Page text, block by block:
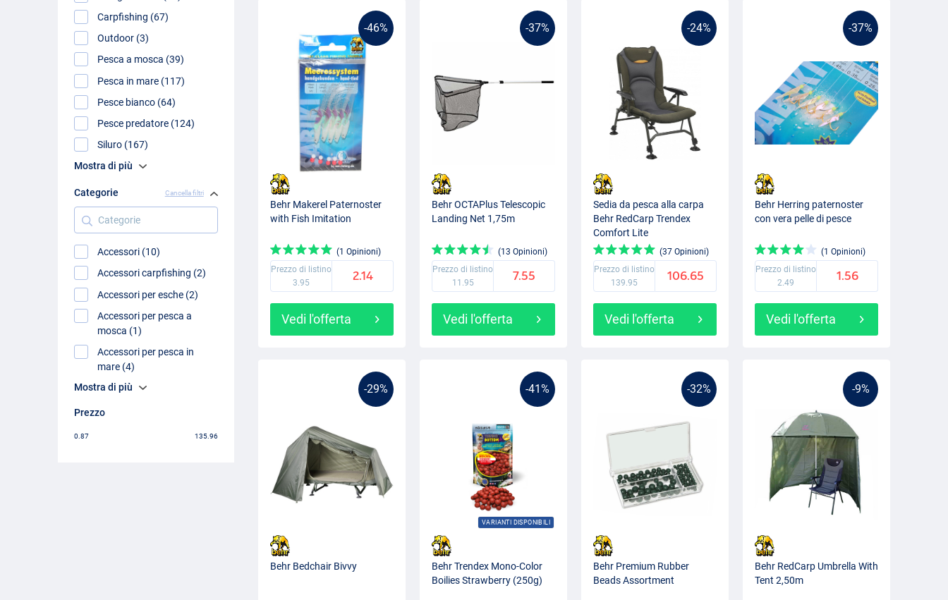
Carpfishing (67)
Outdoor (3)
Pesca a mosca (39)
Pesca in mare (117)
Pesce bianco (64)
Pesce predatore (124)
Siluro (167)
Mostra di più
Categorie Cancella filtri
Categorie
Accessori (10)
Accessori carpfishing (2)
Accessori per esche (2)
Accessori per pesca a
mosca (1)
Accessori per pesca in
mare (4)
Mostra di più
Prezzo
0.87 135.96
-46%
Behr Makerel Paternoster
with Fish Imitation
(1 Opinioni)
Prezzo di listino
3.95
2.14
Vedi l'offerta
-37%
Behr OCTAPlus Telescopic
Landing Net 1,75m
(13 Opinioni)
Prezzo di listino
11.95
7.55
Vedi l'offerta
-24%
Sedia da pesca alla carpa
Behr RedCarp Trendex
Comfort Lite
(37 Opinioni)
Prezzo di listino
139.95
106.65
Vedi l'offerta
-37%
Behr Herring paternoster
con vera pelle di pesce
(1 Opinioni)
Prezzo di listino
2.49
1.56
Vedi l'offerta
-29%
Behr Bedchair Bivvy
-41%
VARIANTI DISPONIBILI
Behr Trendex Mono-Color
Boilies Strawberry (250g)
-32%
Behr Premium Rubber
Beads Assortment
-9%
Behr RedCarp Umbrella With
Tent 2,50m